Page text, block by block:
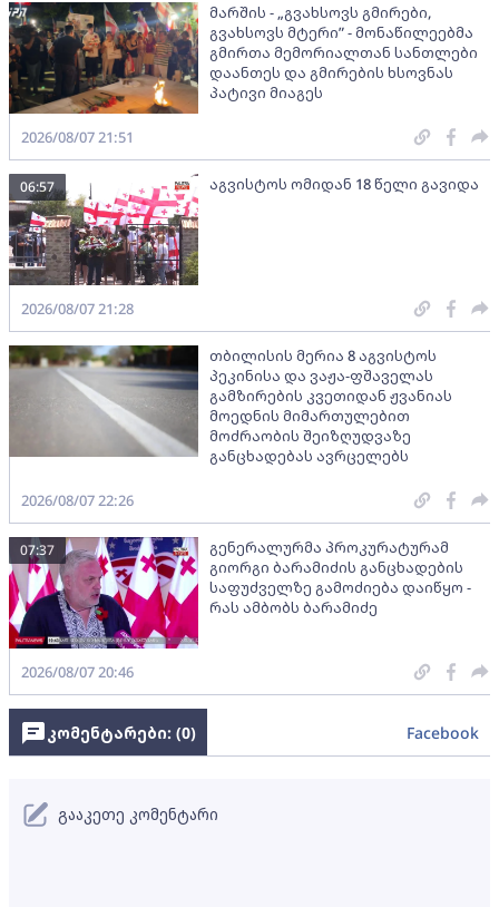
მარშის - „გვახსოვს გმირები,
გვახსოვს მტერი” - მონაწილეებმა
გმირთა მემორიალთან სანთლები
დაანთეს და გმირების ხსოვნას
პატივი მიაგეს
2026/08/07 21:51
აგვისტოს ომიდან 18 წელი გავიდა
06:57
2026/08/07 21:28
თბილისის მერია 8 აგვისტოს
პეკინისა და ვაჟა-ფშაველას
გამზირების კვეთიდან ჟვანიას
მოედნის მიმართულებით
მოძრაობის შეიზღუდვაზე
განცხადებას ავრცელებს
2026/08/07 22:26
გენერალურმა პროკურატურამ
გიორგი ბარამიძის განცხადების
საფუძველზე გამოძიება დაიწყო -
რას ამბობს ბარამიძე
07:37
2026/08/07 20:46
კომენტარები: (0) Facebook
გააკეთე კომენტარი